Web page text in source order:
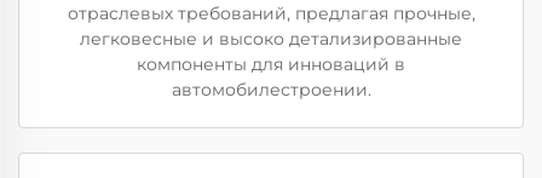
отраслевых требований, предлагая прочные,
легковесные и высоко детализированные
компоненты для инноваций в
автомобилестроении.